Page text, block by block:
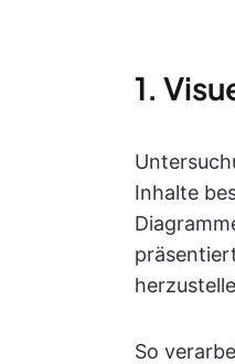
1.
Inhalte
So